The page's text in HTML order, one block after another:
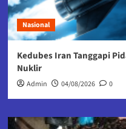
Nasional
Kedubes Iran Tanggapi
Nuklir
Admin 04/08/2026 0